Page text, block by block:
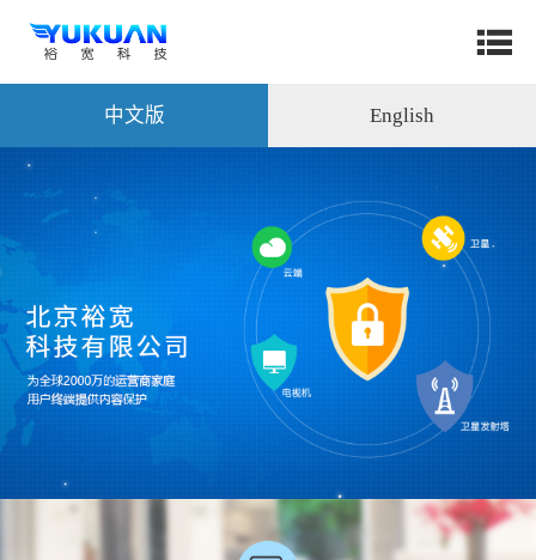
中文版 English